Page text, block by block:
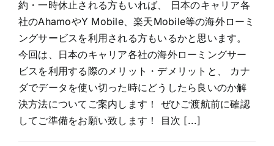
約・一時休止される方もいれば、 日本のキャリア各
社のAhamoやY Mobile、楽天Mobile等の海外ローミ
ングサービスを利用される方もいるかと思います。
今回は、日本のキャリア各社の海外ローミングサー
ビスを利用する際のメリット・デメリットと、 カナ
ダでデータを使い切った時にどうしたら良いのか解
決方法についてご案内します！ ぜひご渡航前に確認
してご準備をお願い致します！ 目次 [...]